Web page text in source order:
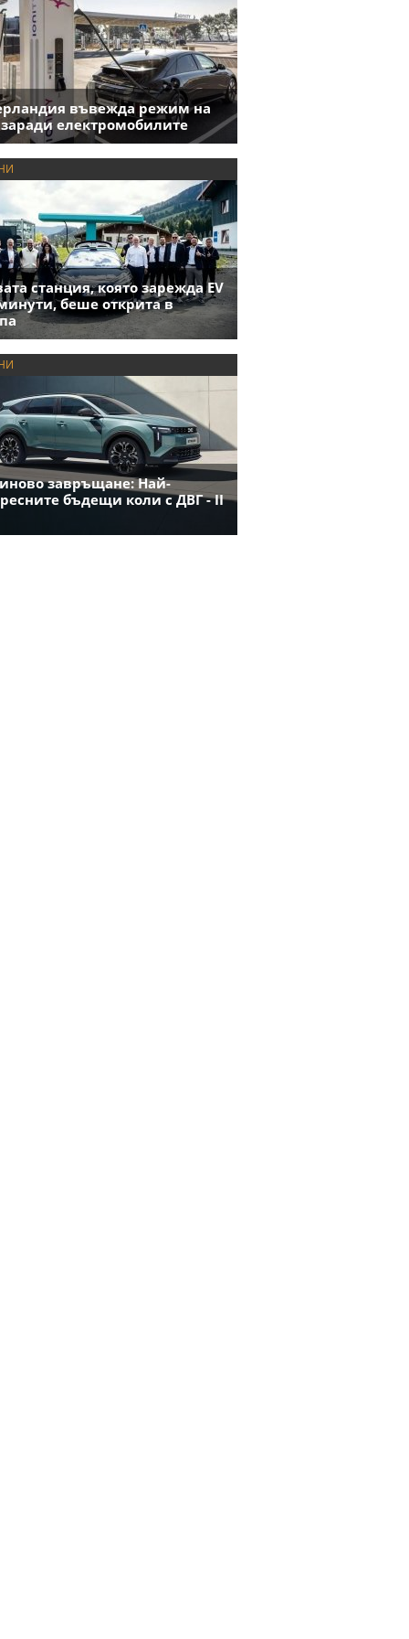
въвежда режим на
заради електромобилите
станция, която зарежда EV
беше открита в
завръщане: Най-
бъдещи коли с ДВГ - II